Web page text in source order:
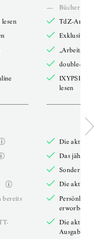
bereits
—
Bücher online
TdZ-Artikel
Exklusive
double-
lesen
Die aktuelle
Das jährliche
Die aktuelle
Persönliches
erworbenen
Die aktuelle
Ausgabe